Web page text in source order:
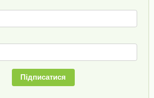
Підписатися